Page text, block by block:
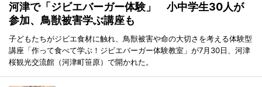
河津で「ジビエバーガー体験」 小中学生30人が
参加、鳥獣被害学ぶ講座も
子どもたちがジビエ食材に触れ、鳥獣被害や命の大切さを考える体験型
講座「作って食べて学ぶ！ジビエバーガー体験教室」が7月30日、河津
桜観光交流館（河津町笹原）で開かれた。